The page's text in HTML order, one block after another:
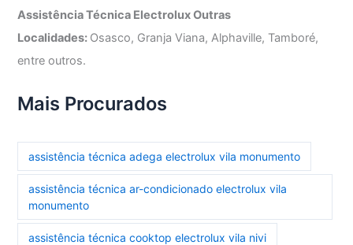
Assistência Técnica Electrolux Outras
Localidades: Osasco, Granja Viana, Alphaville, Tamboré,
entre outros.
Mais Procurados
assistência técnica adega electrolux vila monumento
assistência técnica ar-condicionado electrolux vila
monumento
assistência técnica cooktop electrolux vila nivi